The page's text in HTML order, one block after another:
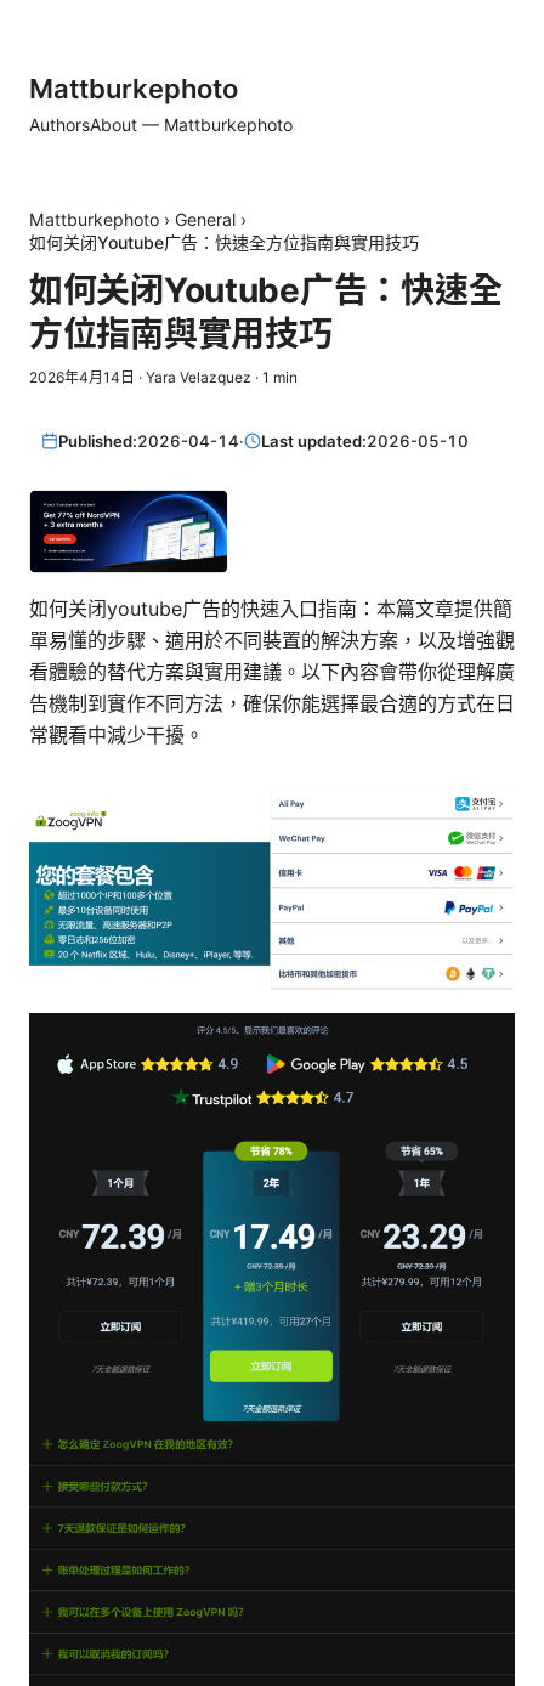
Mattburkephoto
AuthorsAbout — Mattburkephoto
Mattburkephoto › General ›
如何关闭Youtube广告：快速全方位指南與實用技巧
如何关闭Youtube广告：快速全
方位指南與實用技巧
2026年4月14日 · Yara Velazquez · 1 min
Published:2026-04-14· Last updated:2026-05-10
如何关闭youtube广告的快速入口指南：本篇文章提供簡
單易懂的步驟、適用於不同裝置的解決方案，以及增強觀
看體驗的替代方案與實用建議。以下內容會帶你從理解廣
告機制到實作不同方法，確保你能選擇最合適的方式在日
常觀看中減少干擾。